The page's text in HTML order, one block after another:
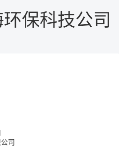
保科技公司
司